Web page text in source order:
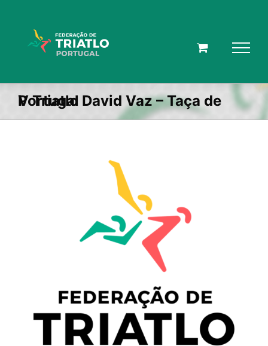
V Triatlo David Vaz – Taça de Portugal